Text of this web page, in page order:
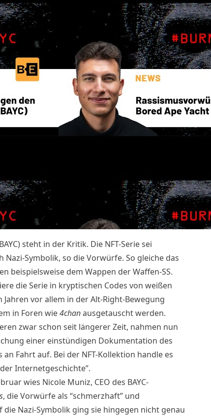
steht in der Kritik. Die NFT-Serie sei
Nazi-Symbolik, so die Vorwürfe. So gleiche das
beispielsweise dem Wappen der Waffen-SS.
die Serie in kryptischen Codes von weißen
Jahren vor allem in der Alt-Right-Bewegung
in Foren wie4chanausgetauscht werden.
zwar schon seit längerer Zeit, nahmen nun
einer einstündigen Dokumentation des
Fahrt auf. Bei der NFT-Kollektion handle es
Internetgeschichte”.
wies Nicole Muniz, CEO des BAYC-
, die Vorwürfe als “schmerzhaft” und
die Nazi-Symbolik ging sie hingegen nicht genau